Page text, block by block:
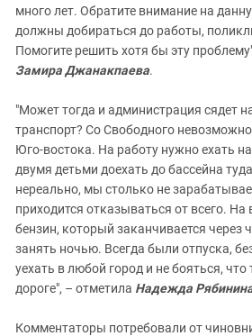
много лет. Обратите внимание на
должны добираться до работы,
Помогите решить хотя бы эту
Замира Джанакпаева.
"Может тогда и администрация сядет
транспорт? Со Свободного
Юго-востока. На работу нужно ехать
двумя детьми доехать до бассейна
нереально, мы столько не
приходится отказываться от всего. На
бензин, который заканчивается через
занять ночью. Всегда были отпуска,
уехать в любой город и не бояться,
дороге", – отметила Надежда
Комментаторы потребовали от